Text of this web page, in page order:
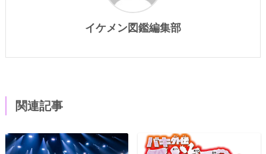
イケメン図鑑編集部
関連記事